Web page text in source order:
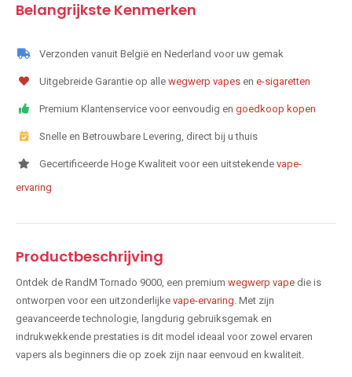
Belangrijkste Kenmerken
Verzonden vanuit België en Nederland voor uw gemak
Uitgebreide Garantie op alle wegwerp vapes en e-sigaretten
Premium Klantenservice voor eenvoudig en goedkoop kopen
Snelle en Betrouwbare Levering, direct bij u thuis
Gecertificeerde Hoge Kwaliteit voor een uitstekende vape-
ervaring
Productbeschrijving
Ontdek de RandM Tornado 9000, een premium wegwerp vape die is
ontworpen voor een uitzonderlijke vape-ervaring . Met zijn
geavanceerde technologie, langdurig gebruiksgemak en
indrukwekkende prestaties is dit model ideaal voor zowel ervaren
vapers als beginners die op zoek zijn naar eenvoud en kwaliteit.